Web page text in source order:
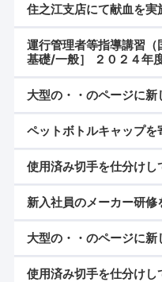
住之江支店にて献血を実
運行管理者等指導講習
基礎/一般］ ２０２４年
大型の・・のページに
ペットボトルキャップを
使用済み切手を仕分け
新入社員のメーカー研修
大型の・・のページに新
使用済み切手を仕分け